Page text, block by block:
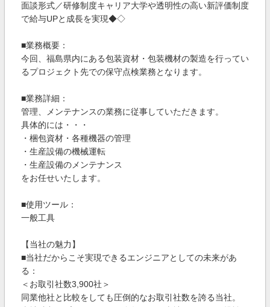
面談形式／研修制度キャリア大学や透明性の高い新評価制度
で給与UPと成長を実現◆◇
■業務概要：
今回、福島県内にある包装資材・包装機材の製造を行ってい
るプロジェクト先での保守点検業務となります。
■業務詳細：
管理、メンテナンスの業務に従事していただきます。
具体的には・・・
・梱包資材・各種機器の管理
・生産設備の機械運転
・生産設備のメンテナンス
をお任せいたします。
■使用ツール：
一般工具
【当社の魅力】
■当社だからこそ実現できるエンジニアとしての未来があ
る：
＜お取引社数3,900社＞
同業他社と比較をしても圧倒的なお取引社数を誇る当社。